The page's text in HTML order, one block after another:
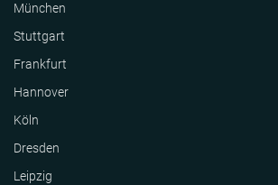
München
Stuttgart
Frankfurt
Hannover
Köln
Dresden
Leipzig